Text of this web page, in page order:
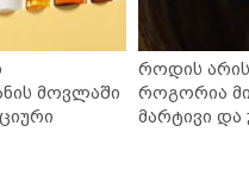
მოვლაში
როდის
როგორია
მარტივი